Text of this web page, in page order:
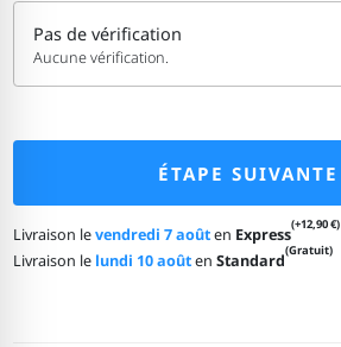
Pas de vérification
Aucune vérification.
ÉTAPE SUIVANTE
Livraison levendredi 7 aoûten Express(+12,90 €)
Livraison le lundi 10 aoûtenStandard(Gratuit)